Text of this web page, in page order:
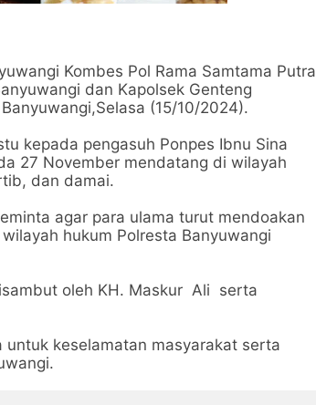
Kombes Pol Rama Samtama Putra
dan Kapolsek Genteng
(15/10/2024).
kepada pengasuh Ponpes Ibnu Sina
27 November mendatang di wilayah
dan damai.
agar para ulama turut mendoakan
hukum Polresta Banyuwangi
oleh KH. Maskur Ali serta
keselamatan masyarakat serta